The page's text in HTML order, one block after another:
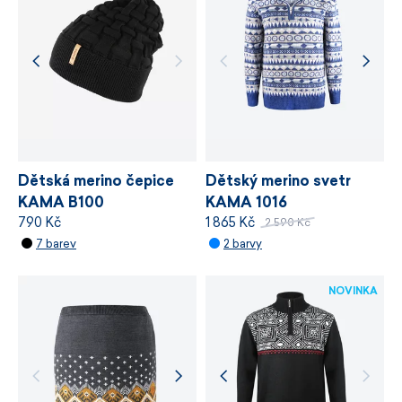
stanovuje požadavky na bezpečnost
chemických látek, odpovědné využívání zdrojů
a řízení výrobních procesů.
Dětská merino čepice
KAMA B100
790 Kč
7 barev
Dětský merino svetr
KAMA 1016
1 865 Kč 2 590 Kč
2 barvy
NOVINKA